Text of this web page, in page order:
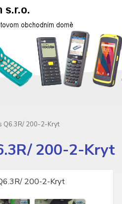
Q6.3R/ 200-2-Kryt
200-2-Kryt